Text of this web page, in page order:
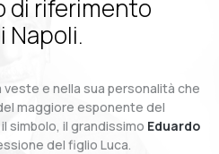
di riferimento
Napoli.
e nella sua personalità che
maggiore esponente del
simbolo, il grandissimo Eduardo
del figlio Luca.